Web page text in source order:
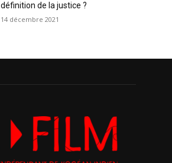
définition de la justice ?
14 décembre 2021